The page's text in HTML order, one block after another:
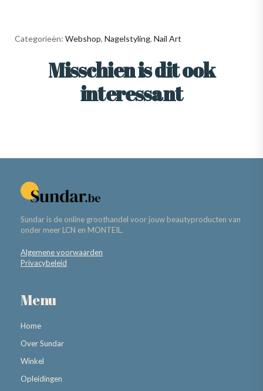
Categorieën: Webshop, Nagelstyling, Nail Art
Misschien is dit ook
interessant
Sundar is de online groothandel voor jouw beautyproducten van
onder meer LCN en MONTEIL.
Algemene voorwaarden
Privacybeleid
Menu
Home
Over Sundar
Winkel
Opleidingen